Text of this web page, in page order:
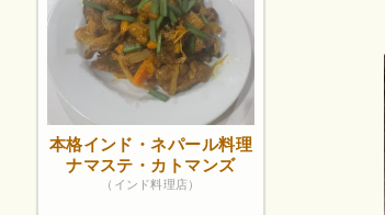
本格インド・ネパール料理
ナマステ・カトマンズ
（インド料理店）